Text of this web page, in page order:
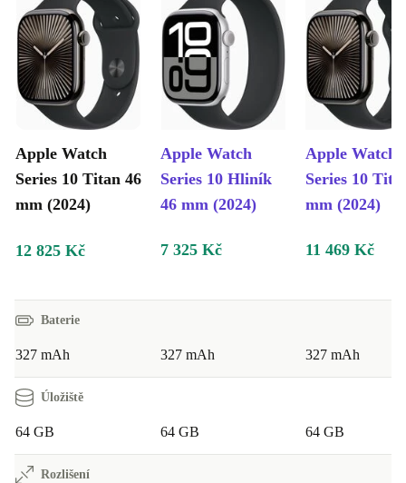
Apple Watch
Series 10 Titan 46
mm (2024)
Apple Watch
Series 10 Hliník
46 mm (2024)
Apple Watch
Series 10
mm (2024)
12 825 Kč 7 325 Kč 11 469 Kč
Baterie
327 mAh 327 mAh 327 mAh
Úložiště
64 GB 64 GB 64 GB
Rozlišení